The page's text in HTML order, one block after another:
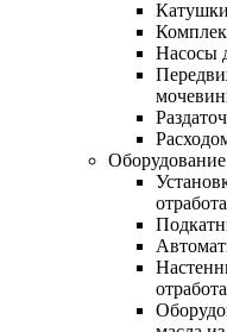
Насосы
Оборудование